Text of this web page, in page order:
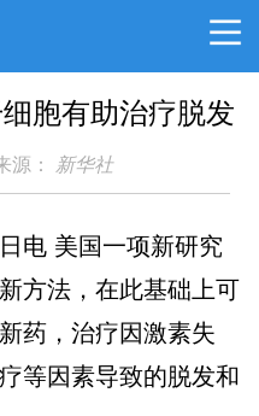
胞有助治疗脱发
源： 新华社
美国一项新研究
方法，在此基础上可
药，治疗因激素失
等因素导致的脱发和